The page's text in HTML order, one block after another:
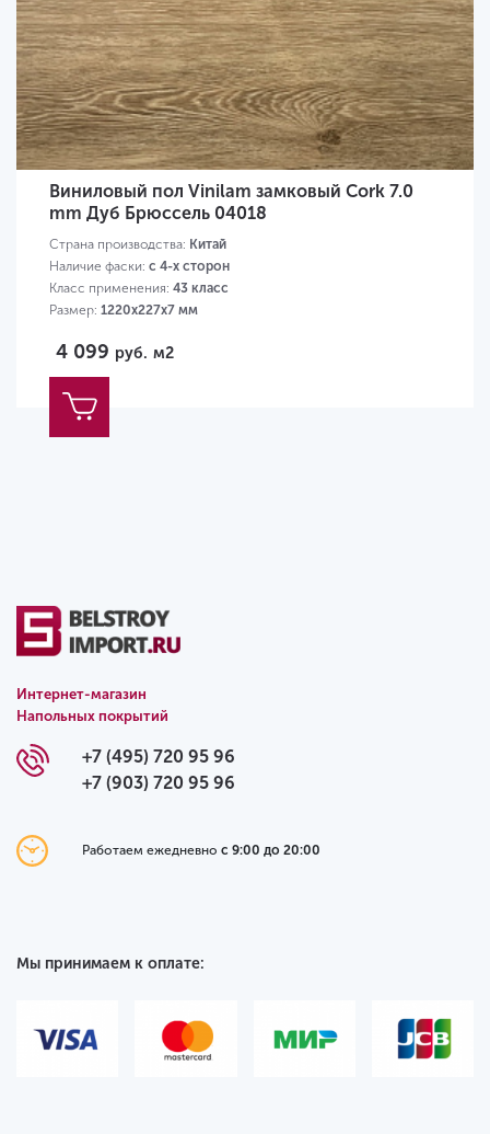
Виниловый пол Vinilam замковый Cork 7.0
mm Дуб Брюссель 04018
Страна производства: Китай
Наличие фаски: с 4-х сторон
Класс применения: 43 класс
Размер: 1220х227х7 мм
4 099 руб. м2
Интернет-магазин
Напольных покрытий
+7 (495) 720 95 96
+7 (903) 720 95 96
Работаем ежедневно с 9:00 до 20:00
Мы принимаем к оплате: